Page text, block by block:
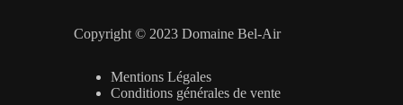
Copyright © 2023 Domaine Bel-Air
Mentions Légales
Conditions générales de vente